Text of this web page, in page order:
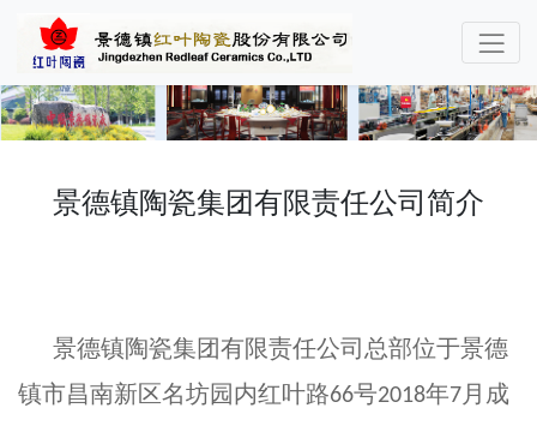
景德镇陶瓷集团有限责任公司简介
景德镇陶瓷集团有限责任公司总部位于景德
镇市昌南新区名坊园内红叶路66号2018年7 月成